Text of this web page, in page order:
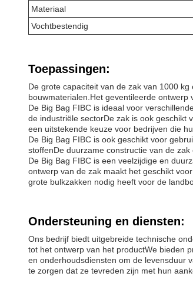
Materiaal
Vochtbestendig
Toepassingen:
De grote capaciteit van de zak van 1000
bouwmaterialen.Het geventileerde
De Big Bag FIBC is ideaal voor
de industriële sectorDe zak is ook geschikt
een uitstekende keuze voor bedrijven die
De Big Bag FIBC is ook geschikt voor
stoffenDe duurzame constructie van de
De Big Bag FIBC is een veelzijdige en
ontwerp van de zak maakt het geschikt
grote bulkzakken nodig heeft voor de
Ondersteuning en diensten:
Ons bedrijf biedt uitgebreide technische
tot het ontwerp van het productWe bieden
en onderhoudsdiensten om de levensduur
te zorgen dat ze tevreden zijn met hun